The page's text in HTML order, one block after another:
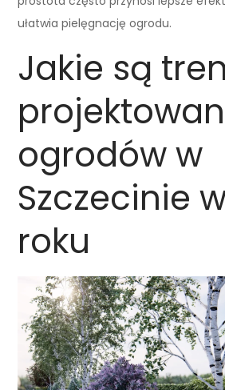
ułatwia pielęgnację ogrodu.
Jakie są
ogrodów w
Szczecinie
roku